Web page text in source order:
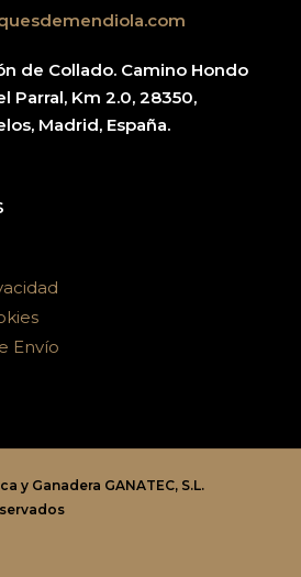
de Collado. Camino Hondo
Parral, Km 2.0, 28350,
Madrid, España.
Envío
y Ganadera GANATEC, S.L.